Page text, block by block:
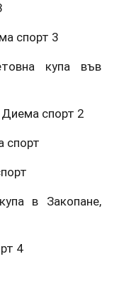
спорт 3
купа във
спорт 2
спорт
в Закопане,
4